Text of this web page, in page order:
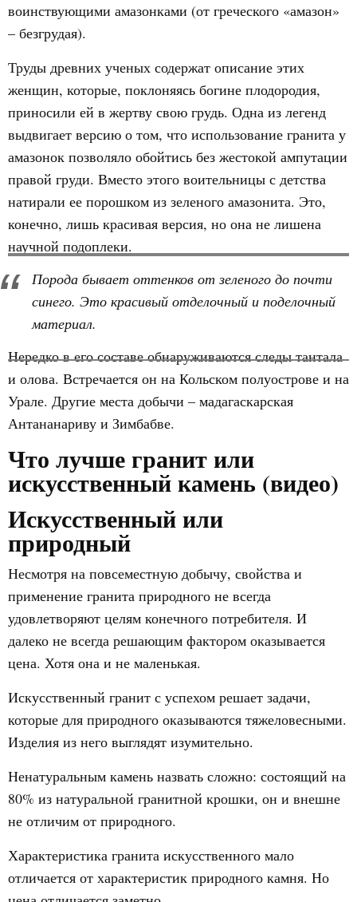
воинствующими амазонками (от греческого «амазон»
– безгрудая).
Труды древних ученых содержат описание этих
женщин, которые, поклоняясь богине плодородия,
приносили ей в жертву свою грудь. Одна из легенд
выдвигает версию о том, что использование гранита у
амазонок позволяло обойтись без жестокой ампутации
правой груди. Вместо этого воительницы с детства
натирали ее порошком из зеленого амазонита. Это,
конечно, лишь красивая версия, но она не лишена
научной подоплеки.
Порода бывает оттенков от зеленого до почти
синего. Это красивый отделочный и поделочный
материал.
Нередко в его составе обнаруживаются следы тантала
и олова. Встречается он на Кольском полуострове и на
Урале. Другие места добычи – мадагаскарская
Антананариву и Зимбабве.
Что лучше гранит или
искусственный камень (видео)
Искусственный или
природный
Несмотря на повсеместную добычу, свойства и
применение гранита природного не всегда
удовлетворяют целям конечного потребителя. И
далеко не всегда решающим фактором оказывается
цена. Хотя она и не маленькая.
Искусственный гранит с успехом решает задачи,
которые для природного оказываются тяжеловесными.
Изделия из него выглядят изумительно.
Ненатуральным камень назвать сложно: состоящий на
80% из натуральной гранитной крошки, он и внешне
не отличим от природного.
Характеристика гранита искусственного мало
отличается от характеристик природного камня. Но